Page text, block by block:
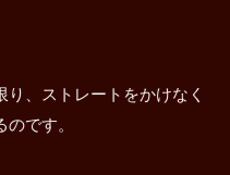
、ストレートをかけなく
です。